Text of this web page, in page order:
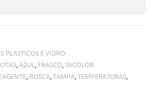
PLASTICOS E VIDRO
,AZUL, FRASCO, INCOLOR
, ROSCA,TAMPA,TEMPERATURAS,